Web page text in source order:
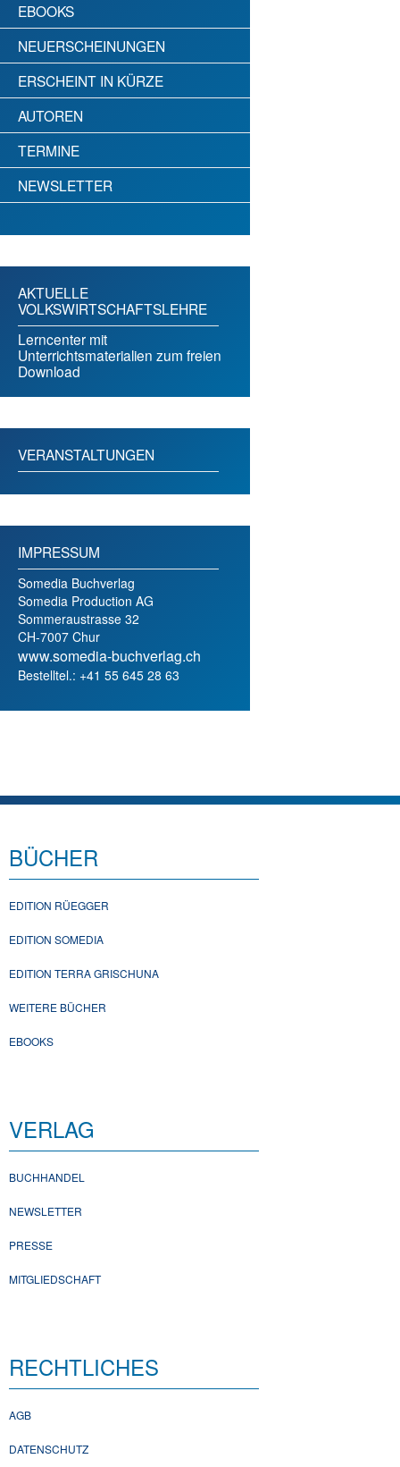
EBOOKS
NEUERSCHEINUNGEN
ERSCHEINT IN KÜRZE
AUTOREN
TERMINE
NEWSLETTER
AKTUELLE
VOLKSWIRTSCHAFTSLEHRE
Lerncenter mit
Unterrichtsmaterialien zum freien
Download
VERANSTALTUNGEN
IMPRESSUM
Somedia Buchverlag
Somedia Production AG
Sommeraustrasse 32
CH-7007 Chur
www.somedia-buchverlag.ch
Bestelltel.: +41 55 645 28 63
BÜCHER
EDITION RÜEGGER
EDITION SOMEDIA
EDITION TERRA GRISCHUNA
WEITERE BÜCHER
EBOOKS
VERLAG
BUCHHANDEL
NEWSLETTER
PRESSE
MITGLIEDSCHAFT
RECHTLICHES
AGB
DATENSCHUTZ